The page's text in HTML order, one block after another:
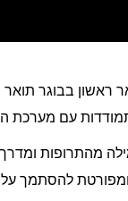
ראשון בבוגר
עם מערכת
מהתרופות
להסתמך